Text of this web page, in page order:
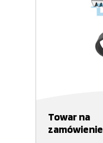
Towar na
zamówienie